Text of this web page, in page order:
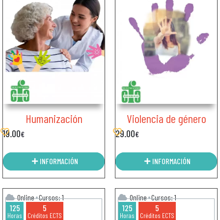
Humanización
19.00€
INFORMACIÓN
Violencia de género
29.00€
INFORMACIÓN
Online Cursos: 1
125
Horas
5
Créditos ECTS
Online Cursos: 1
125
Horas
5
Créditos ECTS